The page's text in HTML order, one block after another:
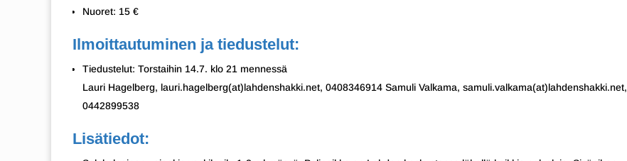
Nuoret: 15 €
Ilmoittautuminen ja tiedustelut:
Tiedustelut: Torstaihin 14.7. klo 21 mennessä
Lauri Hagelberg, lauri.hagelberg(at)lahdenshakki.net, 0408346914 Samuli Valkama, samuli.valkama(at)lahdenshakki.net,
0442899538
Lisätiedot: